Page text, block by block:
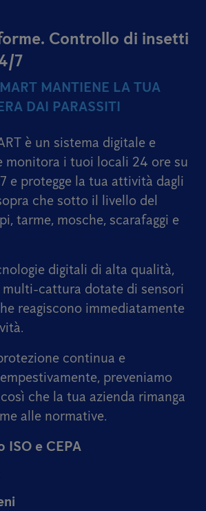
Controllo di insetti
7
MANTIENE LA TUA
DAI PARASSITI
è un sistema digitale e
monitora i tuoi locali 24 ore su
e protegge la tua attività dagli
che sotto il livello del
tarme, mosche, scarafaggi e
digitali di alta qualità,
cattura dotate di sensori
reagiscono immediatamente
continua e
preveniamo
che la tua azienda rimanga
alle normative.
ISO e CEPA